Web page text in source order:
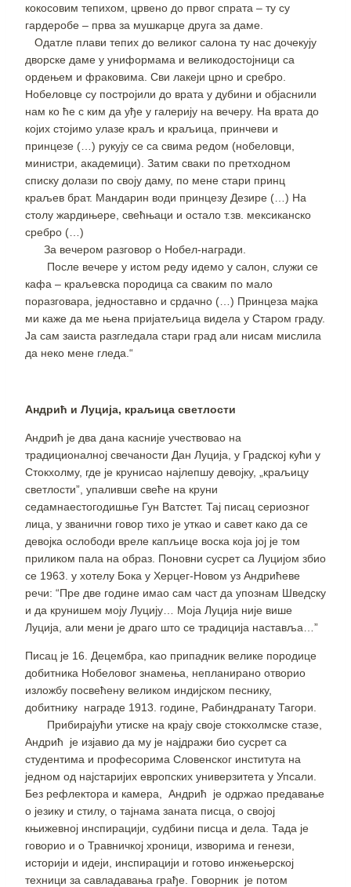
кокосовим тепихом, црвено до првог спрата – ту су
гардеробе – прва за мушкарце друга за даме.
Одатле плави тепих до великог салона ту нас дочекују
дворске даме у униформама и великодостојници са
ордењем и фраковима. Сви лакеји црно и сребро.
Нобеловце су постројили до врата у дубини и објаснили
нам ко ће с ким да уђе у галерију на вечеру. На врата до
којих стојимо улазе краљ и краљица, принчеви и
принцезе (…) рукују се са свима редом (нобеловци,
министри, академици). Затим сваки по претходном
списку долази по своју даму, по мене стари принц
краљев брат. Мандарин води принцезу Дезире (…) На
столу жардињере, свећњаци и остало т.зв. мексиканско
сребро (…)
За вечером разговор о Нобел-награди.
После вечере у истом реду идемо у салон, служи се
кафа – краљевска породица са сваким по мало
поразговара, једноставно и срдачно (…) Принцеза мајка
ми каже да ме њена пријатељица видела у Старом граду.
Ја сам заиста разгледала стари град али нисам мислила
да неко мене гледа.“
Андрић и Луција, краљица светлости
Андрић је два дана касније учествовао на
традиционалној свечаности Дан Луција, у Градској кући у
Стокхолму, где је крунисао најлепшу девојку, „краљицу
светлости”, упаливши свеће на круни
седамнаестогодишње Гун Ватстет. Тај писац сериозног
лица, у званични говор тихо је уткао и савет како да се
девојка ослободи вреле капљице воска која јој је том
приликом пала на образ. Поновни сусрет са Луцијом збио
се 1963. у хотелу Бока у Херцег-Новом уз Андрићеве
речи: “Пре две године имао сам част да упознам Шведску
и да крунишем моју Луцију… Моја Луција није више
Луција, али мени је драго што се традиција наставља…”
Писац је 16. Децембра, као припадник велике породице
добитника Нобеловог знамења, непланирано отворио
изложбу посвећену великом индијском песнику,
добитнику награде 1913. године, Рабиндранату Тагори.
Прибирајући утиске на крају своје стокхолмске стазе,
Андрић је изјавио да му је најдражи био сусрет са
студентима и професорима Словенског института на
једном од најстаријих европских универзитета у Упсали.
Без рефлектора и камера, Андрић је одржао предавање
о језику и стилу, о тајнама заната писца, о својој
књижевној инспирацији, судбини писца и дела. Тада је
говорио и о Травничкој хроници, изворима и генези,
историји и идеји, инспирацији и готово инжењерској
техници за савладавања грађе. Говорник је потом